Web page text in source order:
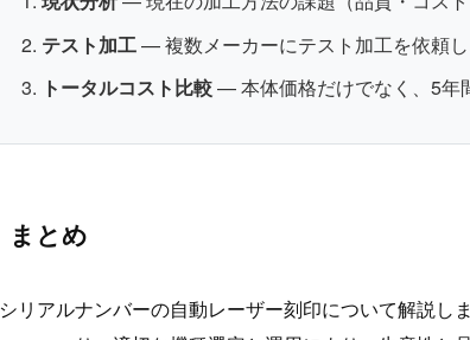
テスト加工— 複数メーカーにテスト加工を依頼
トータルコスト比較— 本体価格だけでなく、5年
まとめ
シリアルナンバーの自動レーザー刻印について解説